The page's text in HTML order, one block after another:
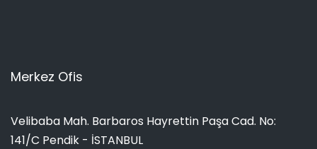
Merkez Ofis
Velibaba Mah. Barbaros Hayrettin Paşa Cad. No:
141/C Pendik - İSTANBUL